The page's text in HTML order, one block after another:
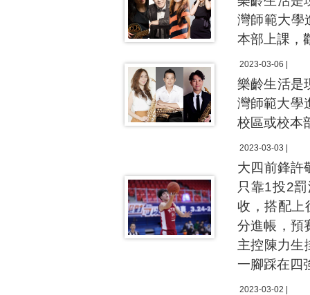
灣師範大學
本部上課，
2023-03-06 |
樂齡生活是
灣師範大學
校區或校本
2023-03-03 |
大四前鋒許
只靠1投2
收，搭配上
分進帳，預
主控陳力生
一腳踩在四
2023-03-02 |